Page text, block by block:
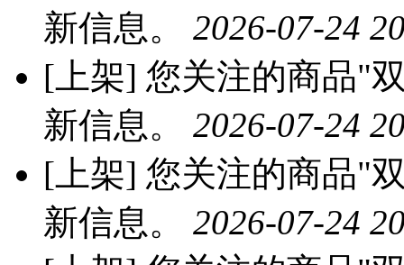
新信息。 2026-07-24
[上架] 您关注的商品"
新信息。 2026-07-24
[上架] 您关注的商品"
新信息。 2026-07-24